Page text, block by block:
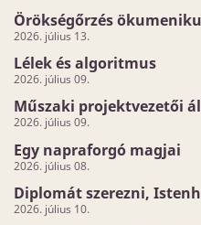
Örökségőrzés
2026. július 13.
Lélek és algoritmus
2026. július 09.
Műszaki projektvezetői
2026. július 09.
Egy napraforgó magjai
2026. július 08.
Diplomát szerezni,
2026. július 10.